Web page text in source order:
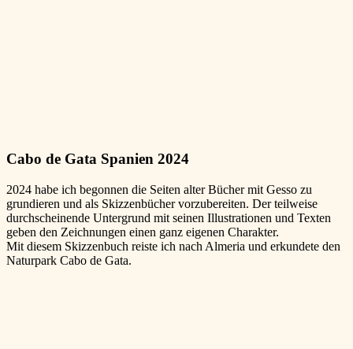
Cabo de Gata Spanien 2024
2024 habe ich begonnen die Seiten alter Bücher mit Gesso zu
grundieren und als Skizzenbücher vorzubereiten. Der teilweise
durchscheinende Untergrund mit seinen Illustrationen und Texten
geben den Zeichnungen einen ganz eigenen Charakter.
Mit diesem Skizzenbuch reiste ich nach Almeria und erkundete den
Naturpark Cabo de Gata.